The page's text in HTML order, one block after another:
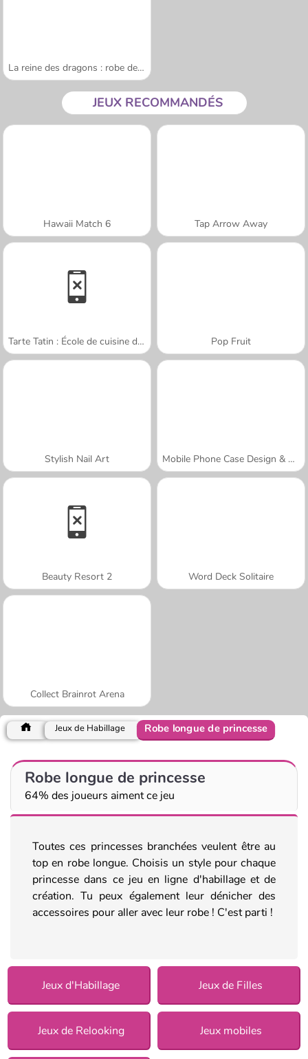
La reine des dragons : robe de mariée
JEUX RECOMMANDÉS
Hawaii Match 6 Tap Arrow Away
Tarte Tatin : École de cuisine de Sara Pop Fruit
Stylish Nail Art Mobile Phone Case Design & DIY
Beauty Resort 2 Word Deck Solitaire
Collect Brainrot Arena
Jeux de Habillage Robe longue de princesse
Robe longue de princesse
64% des joueurs aiment ce jeu
Toutes ces princesses branchées veulent être au
top en robe longue. Choisis un style pour chaque
princesse dans ce jeu en ligne d'habillage et de
création. Tu peux également leur dénicher des
accessoires pour aller avec leur robe ! C'est parti !
Jeux d'Habillage Jeux de Filles
Jeux de Relooking Jeux mobiles